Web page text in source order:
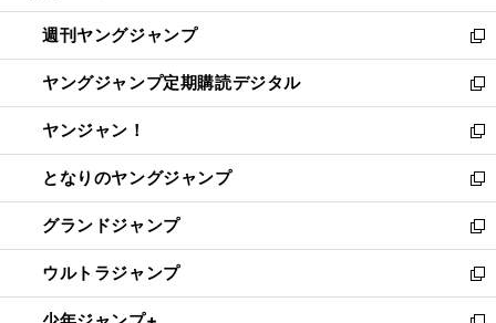
開
く
ウ
で
開
く
ン
ド
ウ
で
開
く
ウ
ィ
ン
ド
ウ
で
開
く
週刊ヤングジャンプ
新
し
い
ウ
ィ
ン
ド
ウ
で
開
く
ヤングジャンプ定期購読デジタル
新
し
い
ウ
ィ
ン
ド
ウ
で
開
ヤンジャン！
新
し
い
ウ
ィ
ン
ド
ウ
となりのヤングジャンプ
新
し
い
ウ
ィ
ン
グランドジャンプ
新
し
い
ウ
ウルトラジャンプ
新
し